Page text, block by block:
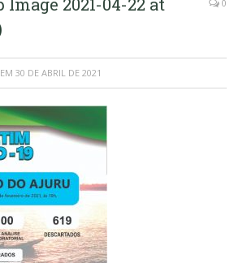
2021-04-22 at
0
EM 30 DE ABRIL DE 2021